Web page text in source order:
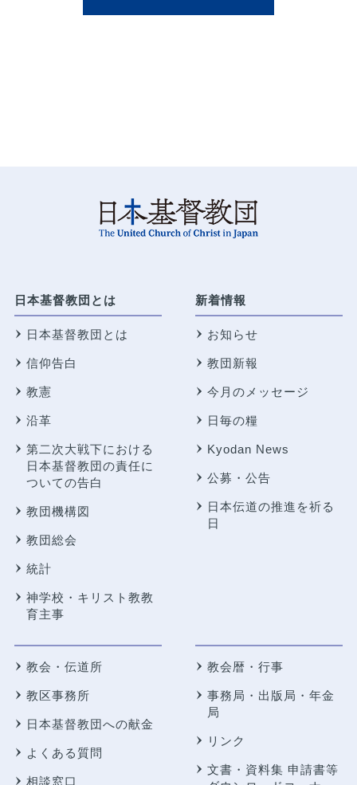
日本基督教団とは
日本基督教団とは
信仰告白
教憲
沿革
第二次大戦下における
日本基督教団の責任に
ついての告白
教団機構図
教団総会
統計
神学校・キリスト教教
育主事
新着情報
お知らせ
教団新報
今月のメッセージ
日毎の糧
Kyodan News
公募・公告
日本伝道の推進を祈る
日
教会・伝道所
教区事務所
日本基督教団への献金
よくある質問
相談窓口
教会暦・行事
事務局・出版局・年金
局
リンク
文書・資料集 申請書等